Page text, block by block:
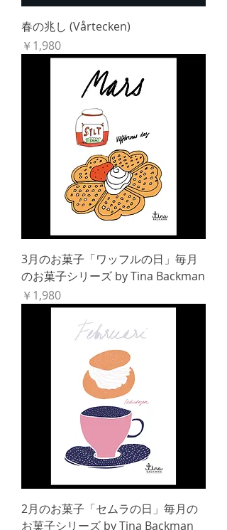
春の兆し (Vårtecken)
価格
￥1,980
3月のお菓子「ワッフルの日」毎月
のお菓子シリーズ by Tina Backman
価格
￥1,980
2月のお菓子「セムラの日」毎月の
お菓子シリーズ by Tina Backman